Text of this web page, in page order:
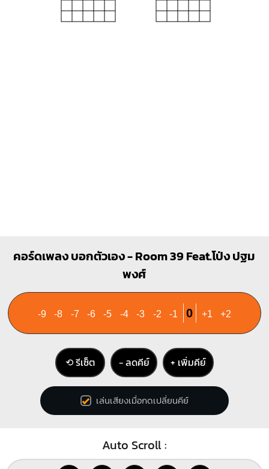
O O O
1
C#m
X
1
2
3
C#
X
4 1 1
2 3
Asus4
คอร์ดเพลง บอกตัวเอง - Room 39 Feat.โป่ง ปฐม
พงศ์
-9 -8 -7 -6 -5 -4 -3 -2 -1 0 +1 +2
⟲ รีเซ็ต − ลดคีย์ + เพิ่มคีย์
เล่นเสียงเมื่อกดเปลี่ยนคีย์
Auto Scroll :